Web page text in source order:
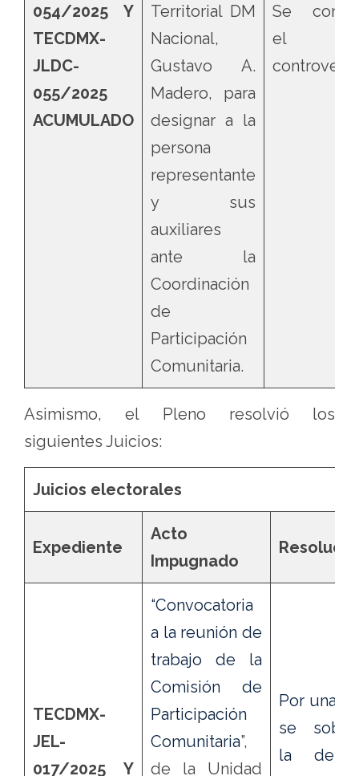
054/2025 Y
TECDMX-
JLDC-
055/2025
ACUMULADO
Territorial DM
Nacional,
Gustavo A.
Madero, para
designar a la
persona
representante
y sus
auxiliares
ante la
Coordinación
de
Participación
Comunitaria.
Se
el
Asimismo, el Pleno resolvió los
siguientes Juicios:
Juicios electorales
Expediente
Acto
Impugnado
TECDMX-
JEL-
017/2025 Y
“Convocatoria
a la reunión de
trabajo de la
Comisión de
Participación
Comunitaria”,
de la Unidad
Por una
se
la